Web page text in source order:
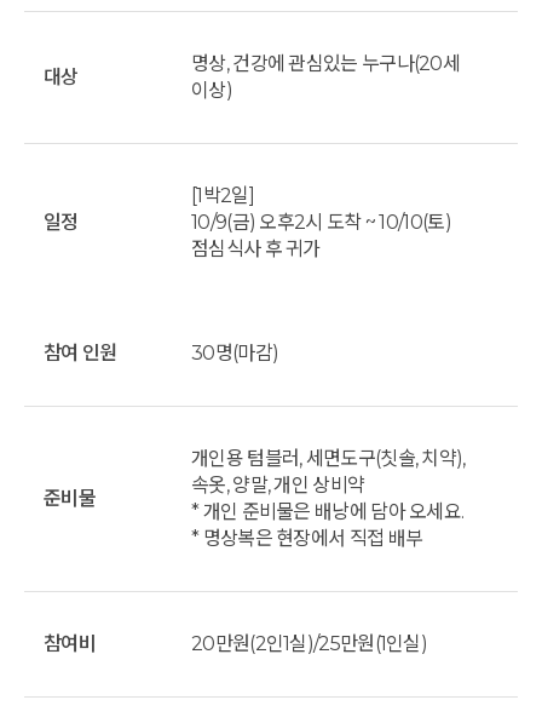
대상
명상, 건강에 관심있는 누구나(20세
이상)
일정
[1박2일]
10/9(금) 오후2시 도착 ~ 10/10(토)
점심식사 후 귀가
참여 인원 30명(마감)
준비물
개인용 텀블러, 세면도구(칫솔, 치약),
속옷, 양말, 개인 상비약
* 개인 준비물은 배낭에 담아 오세요.
* 명상복은 현장에서 직접 배부
참여비 20만원(2인1실)/25만원(1인실)